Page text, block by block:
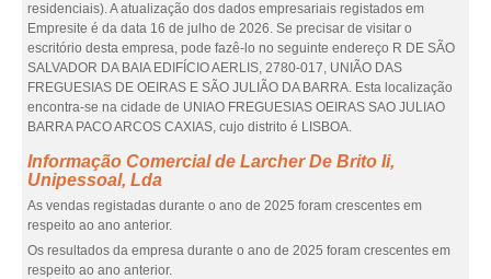
residenciais). A atualização dos dados empresariais registados em
Empresite é da data 16 de julho de 2026. Se precisar de visitar o
escritório desta empresa, pode fazê-lo no seguinte endereço R DE SÃO
SALVADOR DA BAIA EDIFÍCIO AERLIS, 2780-017, UNIÃO DAS
FREGUESIAS DE OEIRAS E SÃO JULIÃO DA BARRA. Esta localização
encontra-se na cidade de UNIAO FREGUESIAS OEIRAS SAO JULIAO
BARRA PACO ARCOS CAXIAS, cujo distrito é LISBOA.
Informação Comercial de Larcher De Brito Ii,
Unipessoal, Lda
As vendas registadas durante o ano de 2025 foram crescentes em
respeito ao ano anterior.
Os resultados da empresa durante o ano de 2025 foram crescentes em
respeito ao ano anterior.